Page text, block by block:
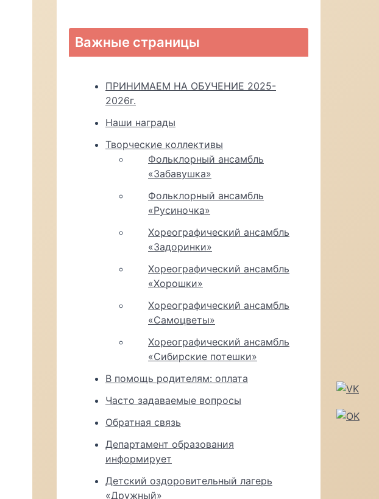
Важные страницы
ПРИНИМАЕМ НА ОБУЧЕНИЕ 2025-
2026г.
Наши награды
Творческие коллективы
Фольклорный ансамбль
«Забавушка»
Фольклорный ансамбль
«Русиночка»
Хореографический ансамбль
«Задоринки»
Хореографический ансамбль
«Хорошки»
Хореографический ансамбль
«Самоцветы»
Хореографический ансамбль
«Сибирские потешки»
В помощь родителям: оплата
Часто задаваемые вопросы
Обратная связь
Департамент образования
информирует
Детский оздоровительный лагерь
«Дружный»